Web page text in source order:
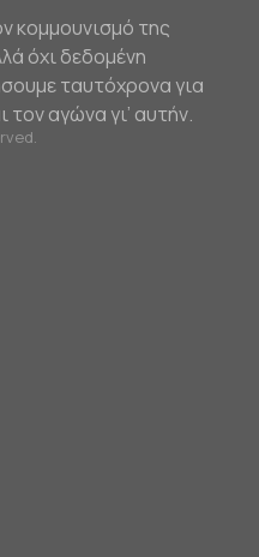
κομμουνισμό της
όχι δεδομένη
ταυτόχρονα για
τον αγώνα γι’ αυτήν.